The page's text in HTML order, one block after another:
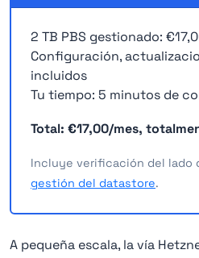
2 TB PBS gestionado:
Configuración,
incluidos
Tu tiempo: 5 minutos de
Total: €17,00/mes,
Incluye verificación del lado
gestión del datastore.
A pequeña escala, la vía